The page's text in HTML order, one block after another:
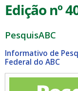
Edição nº
PesquisABC
Informativo de
Federal do ABC